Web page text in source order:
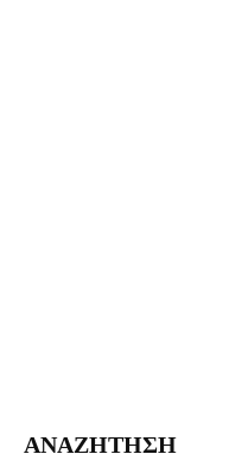
ΑΝΑΖΗΤΗΣΗ